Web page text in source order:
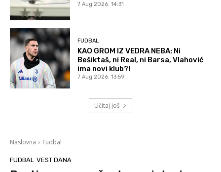
7 Aug 2026. 14:31
FUDBAL
KAO GROM IZ VEDRA NEBA: Ni
Bešiktaš, ni Real, ni Barsa, Vlahović
ima novi klub?!
7 Aug 2026. 13:59
Učitaj još